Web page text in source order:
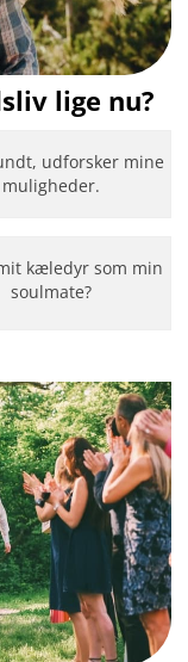
lige nu?
udforsker mine
muligheder.
kæledyr som min
soulmate?